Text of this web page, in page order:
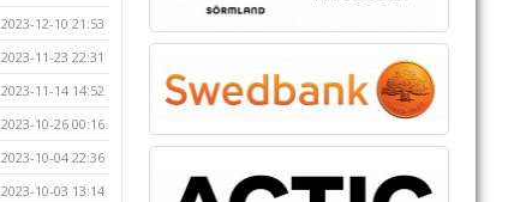
2023-12-10 21:53
2023-11-23 22:31
2023-11-14 14:52
2023-10-26 00:16
2023-10-04 22:36
2023-10-03 13:14